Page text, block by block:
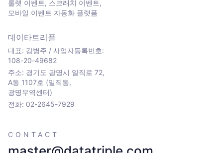
룰렛 이벤트, 스크래치 이벤트,
모바일 이벤트 자동화 플랫폼
데이타트리플
대표: 강병주 / 사업자등록번호:
108-20-49682
주소: 경기도 광명시 일직로 72,
A동 1107호 (일직동,
광명무역센터)
전화: 02-2645-7929
CONTACT